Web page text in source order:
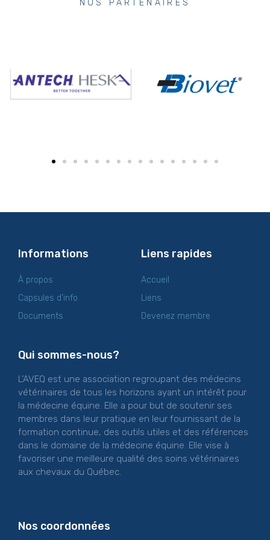
NOS PARTENAIRES
Informations
À propos
Capsules d’info
Documents
Liens rapides
Accueil
Liens
Devenez membre
Qui sommes-nous?
L’AVEQ est une association regroupant des médecins
vétérinaires de tous les horizons ayant un intérêt pour
la médecine équine. Elle a pour but de soutenir ses
membres dans leur pratique en leur fournissant de la
formation continue, des outils utiles et des références
dans le domaine de la médecine équine. Elle vise à
favoriser une meilleure qualité des soins vétérinaires
aux chevaux du Québec.
Nos coordonnées